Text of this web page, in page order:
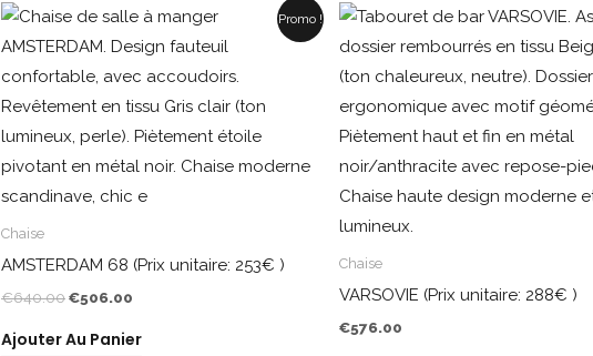
Promo !
Chaise
AMSTERDAM 68 (Prix unitaire: 253€ )
€640.00
Le
initial
était :
€640.00.
€506.00
Le
actuel
€506.00.
Ajouter Au Panier
Chaise
VARSOVIE (Prix unitaire: 288€ )
€576.00